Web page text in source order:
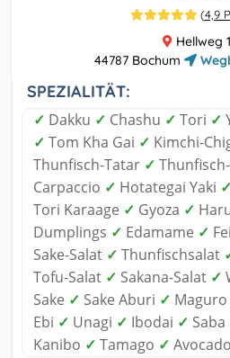
(4,9
Hellweg
44787 Bochum
SPEZIALITÄT:
✓ Dakku ✓ Chashu ✓ Tori ✓
✓ Tom Kha Gai ✓ Kimchi-
Thunfisch-Tatar ✓
Carpaccio ✓ Hotategai Yaki ✓
Tori Karaage ✓ Gyoza ✓
Dumplings ✓ Edamame ✓
Sake-Salat ✓ Thunfischsalat
Tofu-Salat ✓ Sakana-Salat ✓
Sake ✓ Sake Aburi ✓ Maguro
Ebi ✓ Unagi ✓ Ibodai ✓ Saba
Kanibo ✓ Tamago ✓ Avocado